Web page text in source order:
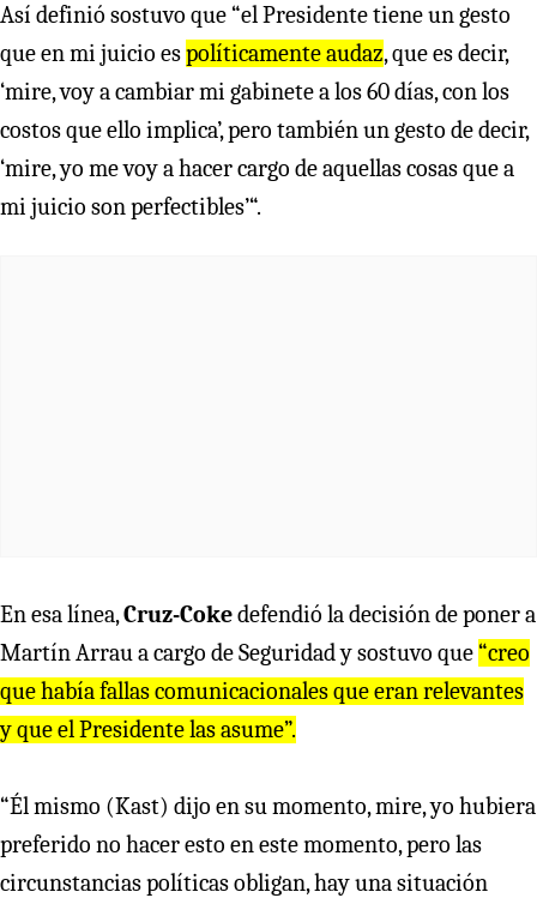
Así definió sostuvo que “el Presidente tiene un gesto
que en mi juicio espolíticamente audaz, que es decir,
‘mire, voy a cambiar mi gabinete a los 60 días, con los
costos que ello implica’, pero también un gesto de decir,
‘mire, yo me voy a hacer cargo de aquellas cosas que a
mi juicio son perfectibles’“.
En esa línea,Cruz-Cokedefendió la decisión de poner a
Martín Arrau a cargo de Seguridad y sostuvo que “creo
que había fallas comunicacionales que eran relevantes
y que el Presidente las asume”.
“Él mismo (Kast) dijo en su momento, mire, yo hubiera
preferido no hacer esto en este momento, pero las
circunstancias políticas obligan, hay una situación